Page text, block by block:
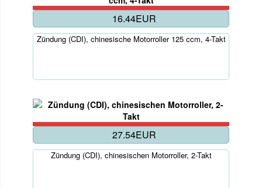
16.44EUR
Zündung (CDI), chinesische Motorroller 125 ccm, 4-Takt
27.54EUR
Zündung (CDI), chinesischen Motorroller, 2-Takt